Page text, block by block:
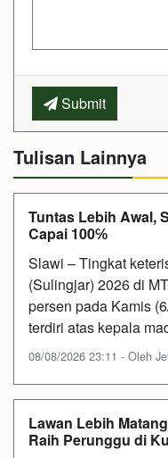
Submit
Tulisan Lainnya
Tuntas Lebih Awal,
Capai 100℅
Slawi – Tingkat
(Sulingjar) 2026 di
persen pada Kamis
terdiri atas kepala
08/08/2026 23:11 - Oleh
Lawan Lebih
Raih Perunggu di